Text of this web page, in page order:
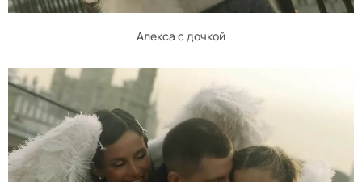
Алекса с дочкой